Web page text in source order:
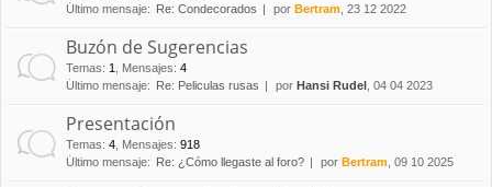
Último mensaje:
Re: Condecorados por Bertram , 23 12 2022
Buzón de Sugerencias
Temas: 1 Mensajes: 4
Último mensaje:
Re: Peliculas rusas por Hansi Rudel , 04 04 2023
Presentación
Temas: 4 Mensajes: 918
Último mensaje:
Re: ¿Cómo llegaste al foro? por Bertram , 09 10 2025